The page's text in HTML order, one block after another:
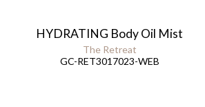
HYDRATING Body Oil Mist
The Retreat
GC-RET3017023-WEB